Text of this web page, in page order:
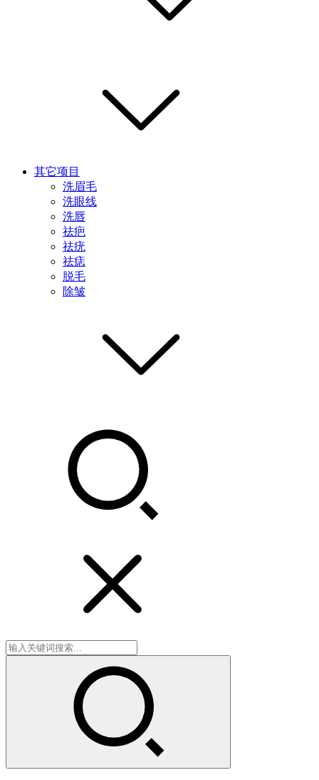
其它项目
洗眉毛
洗眼线
洗唇
祛疤
祛疣
祛痣
脱毛
除皱